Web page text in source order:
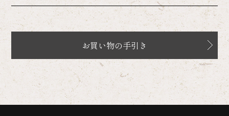
お買い物の手引き